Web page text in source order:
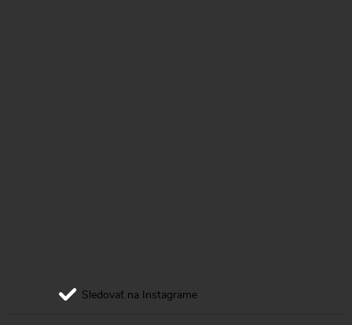
Sledovať na Instagrame